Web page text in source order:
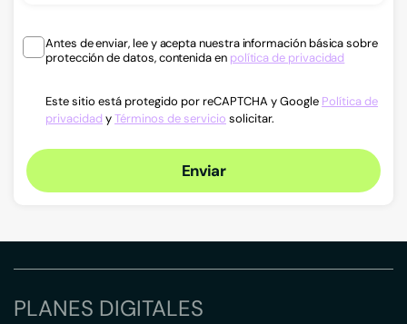
Antes de enviar, lee y acepta nuestra información básica sobre
protección de datos, contenida en política de privacidad
Este sitio está protegido por reCAPTCHA y Google Política de
privacidad yTérminos de servicio solicitar.
Enviar
PLANES DIGITALES